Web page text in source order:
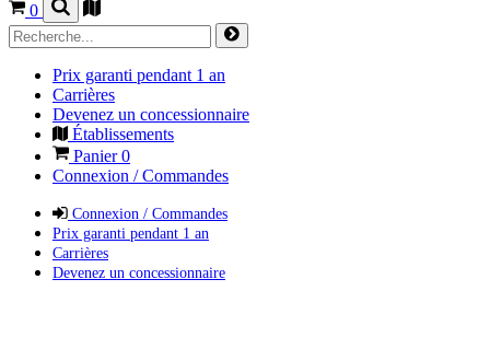
0
Prix garanti pendant 1 an
Carrières
Devenez un concessionnaire
Établissements
Panier0
Connexion / Commandes
Connexion / Commandes
Prix garanti pendant 1 an
Carrières
Devenez un concessionnaire